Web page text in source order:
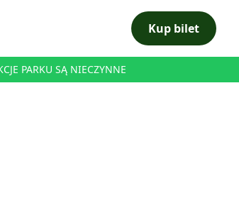
Kup bilet
PARKU SĄ NIECZYNNE